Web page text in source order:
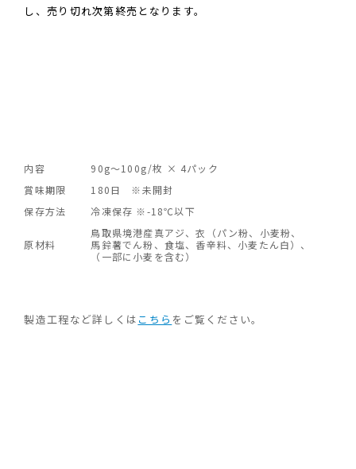
し、売り切れ次第終売となります。
内容
90g～100g/枚 × 4パック
賞味期限
180日 ※未開封
保存方法
冷凍保存 ※-18℃以下
原材料
鳥取県境港産真アジ、衣 （パン粉、 小麦粉、
馬鈴薯でん粉、 食塩、 香辛料、 小麦たん白）、
（一部に小麦を含む）
製造工程など詳しくは こちら をご覧ください。